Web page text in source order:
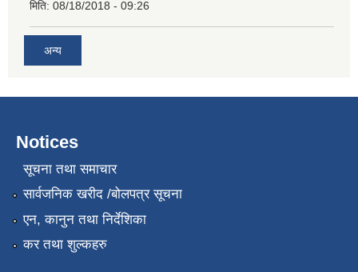
मिति: 08/18/2018 - 09:26
अन्य
Notices
सूचना तथा समाचार
सार्वजनिक खरीद /बोलपत्र सूचना
एन, कानुन तथा निर्देशिका
कर तथा शुल्कहरु